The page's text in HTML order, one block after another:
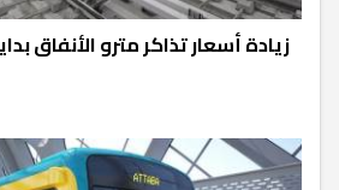
زيادة أسعار تذاكر مترو الأنفاق